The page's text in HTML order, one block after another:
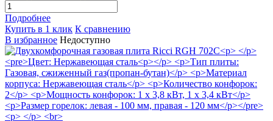
Подробнее
Купить в 1 клик К сравнению
В избранное Недоступно